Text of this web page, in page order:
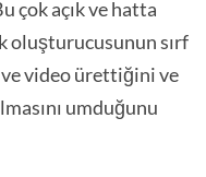
çok açık ve hatta
oluşturucusunun sırf
ve video ürettiğini ve
umduğunu